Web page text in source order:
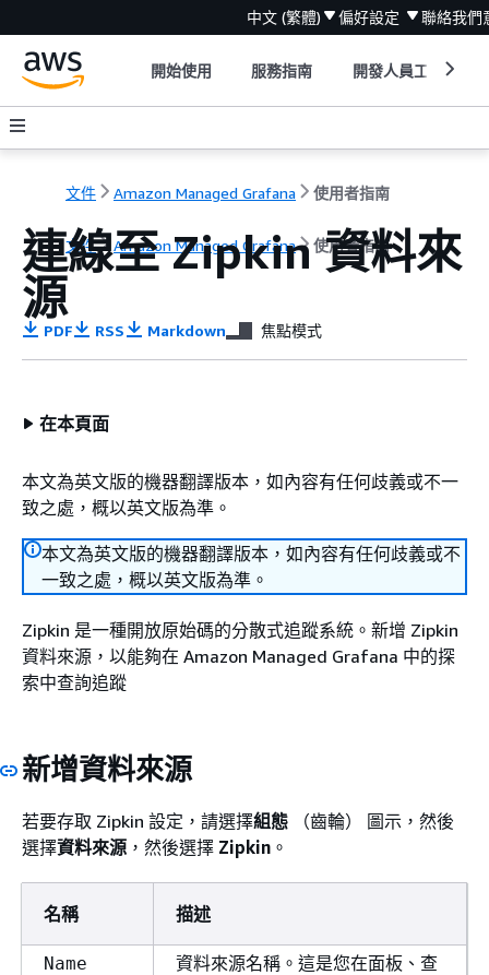
中文 (繁體) 偏好設定 聯絡我們
開始使用 服務指南 開發人員工具
文件 Amazon Managed Grafana 使用者指南
文件 Amazon Managed Grafana 使用者指南
連線至 Zipkin 資料來
源
PDF RSS Markdown 焦點模式
在本頁面
本文為英文版的機器翻譯版本，如內容有任何歧義或不一
致之處，概以英文版為準。
本文為英文版的機器翻譯版本，如內容有任何歧義或不
一致之處，概以英文版為準。
Zipkin 是一種開放原始碼的分散式追蹤系統。新增 Zipkin
資料來源，以能夠在 Amazon Managed Grafana 中的探
索中查詢追蹤
新增資料來源
若要存取 Zipkin 設定，請選擇組態 （齒輪） 圖示，然後
選擇資料來源 ，然後選擇 Zipkin 。
名稱 描述
Name
資料來源名稱。這是您在面板、查